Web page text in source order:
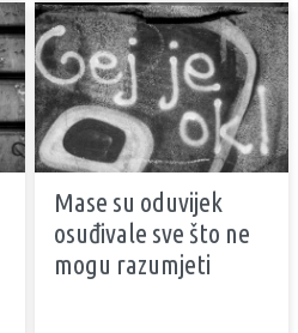
Mase su oduvijek
osuđivale sve što ne
mogu razumjeti